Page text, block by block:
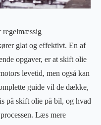
regelmæssig
glat og effektivt. En af
opgaver, er at skift olie
levetid, men også kan
guide vil de dække,
på skift olie på bil, og hvad
Læs mere